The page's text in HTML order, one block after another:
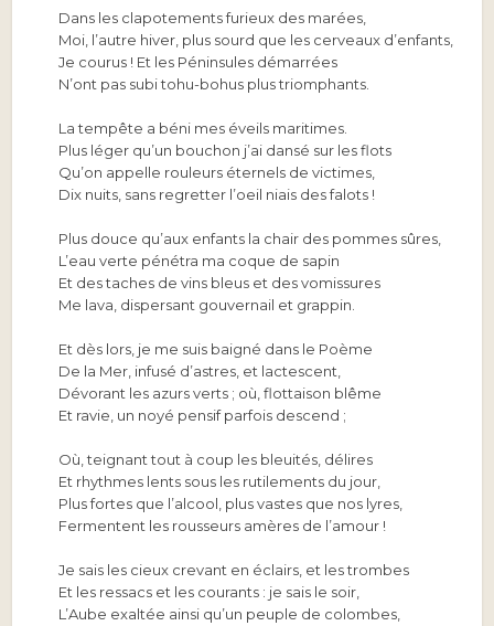
Dans les clapotements furieux des marées,
Moi, l’autre hiver, plus sourd que les cerveaux d’enfants,
Je courus ! Et les Péninsules démarrées
N’ont pas subi tohu-bohus plus triomphants.
La tempête a béni mes éveils maritimes.
Plus léger qu’un bouchon j’ai dansé sur les flots
Qu’on appelle rouleurs éternels de victimes,
Dix nuits, sans regretter l’oeil niais des falots !
Plus douce qu’aux enfants la chair des pommes sûres,
L’eau verte pénétra ma coque de sapin
Et des taches de vins bleus et des vomissures
Me lava, dispersant gouvernail et grappin.
Et dès lors, je me suis baigné dans le Poème
De la Mer, infusé d’astres, et lactescent,
Dévorant les azurs verts ; où, flottaison blême
Et ravie, un noyé pensif parfois descend ;
Où, teignant tout à coup les bleuités, délires
Et rhythmes lents sous les rutilements du jour,
Plus fortes que l’alcool, plus vastes que nos lyres,
Fermentent les rousseurs amères de l’amour !
Je sais les cieux crevant en éclairs, et les trombes
Et les ressacs et les courants : je sais le soir,
L’Aube exaltée ainsi qu’un peuple de colombes,